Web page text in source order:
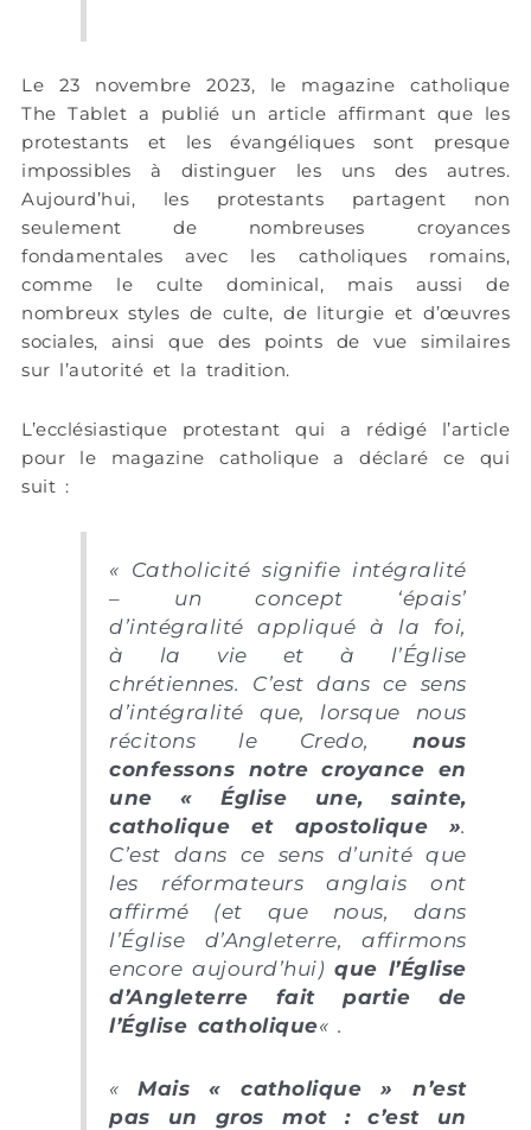
Le 23 novembre 2023, le magazine catholique
The Tablet a publié un article affirmant que les
protestants et les évangéliques sont presque
impossibles à distinguer les uns des autres.
Aujourd’hui, les protestants partagent non
seulement de nombreuses croyances
fondamentales avec les catholiques romains,
comme le culte dominical, mais aussi de
nombreux styles de culte, de liturgie et d’œuvres
sociales, ainsi que des points de vue similaires
sur l’autorité et la tradition.
L’ecclésiastique protestant qui a rédigé l’article
pour le magazine catholique a déclaré ce qui
suit :
« Catholicité signifie intégralité
– un concept ‘épais’
d’intégralité appliqué à la foi,
à la vie et à l’Église
chrétiennes. C’est dans ce sens
d’intégralité que, lorsque nous
récitons le Credo, nous
confessons notre croyance en
une « Église une, sainte,
catholique et apostolique ».
C’est dans ce sens d’unité que
les réformateurs anglais ont
affirmé (et que nous, dans
l’Église d’Angleterre, affirmons
encore aujourd’hui)que l’Église
d’Angleterre fait partie de
l’Église catholique« .
«Mais « catholique » n’est
pas un gros mot : c’est un